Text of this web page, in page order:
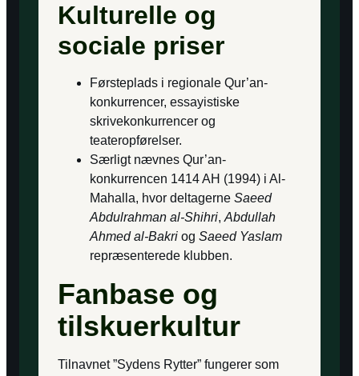
Kulturelle og
sociale priser
Førsteplads i regionale Qur’an-
konkurrencer, essayistiske
skrivekonkurrencer og
teateropførelser.
Særligt nævnes Qur’an-
konkurrencen 1414 AH (1994) i Al-
Mahalla, hvor deltagerne Saeed
Abdulrahman al-Shihri, Abdullah
Ahmed al-Bakri og Saeed Yaslam
repræsenterede klubben.
Fanbase og
tilskuerkultur
Tilnavnet ”Sydens Rytter” fungerer som